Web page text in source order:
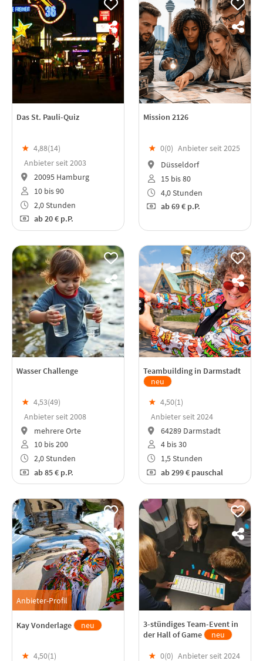
Das St. Pauli-Quiz
★ 4,88(14)
Anbieter seit 2003
20095 Hamburg
10 bis 90
2,0 Stunden
ab20 € p.P.
Mission 2126
★ 0(0) Anbieter seit 2025
Düsseldorf
15 bis 80
4,0 Stunden
ab69 € p.P.
Wasser Challenge
★ 4,53(49)
Anbieter seit 2008
mehrere Orte
10 bis 200
2,0 Stunden
ab85 € p.P.
Teambuilding in Darmstadt
neu
★ 4,50(1)
Anbieter seit 2024
64289 Darmstadt
4 bis 30
1,5 Stunden
ab299 € pauschal
Anbieter-Profil
Kay Vonderlage neu
★ 4,50(1)
3-stündiges Team-Event in
der Hall of Game
neu
★ 0(0) Anbieter seit 2024